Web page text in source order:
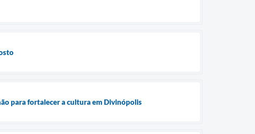
para fortalecer a cultura em Divinópolis